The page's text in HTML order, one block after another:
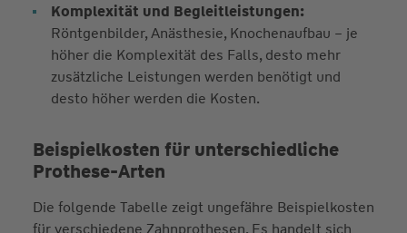
Komplexität und Begleitleistungen:
Röntgenbilder, Anästhesie, Knochenaufbau – je
höher die Komplexität des Falls, desto mehr
zusätzliche Leistungen werden benötigt und
desto höher werden die Kosten.
Beispielkosten für unterschiedliche
Prothese-Arten
Die folgende Tabelle zeigt ungefähre Beispielkosten
für verschiedene Zahnprothesen. Es handelt sich